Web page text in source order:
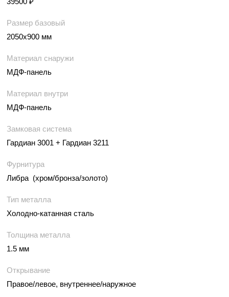
Размер базовый
2050х900 мм
Материал снаружи
МДФ-панель
Материал внутри
МДФ-панель
Замковая система
Гардиан 3001 + Гардиан 3211
Фурнитура
Либра (хром/бронза/золото)
Тип металла
Холодно-катанная сталь
Толщина металла
1.5 мм
Открывание
Правое/левое, внутреннее/наружное